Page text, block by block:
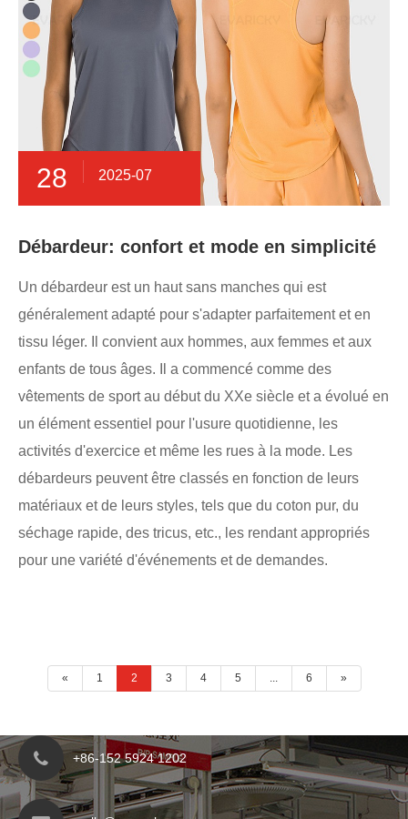
28 2025-07
Débardeur: confort et mode en simplicité
Un débardeur est un haut sans manches qui est
généralement adapté pour s'adapter parfaitement et en
tissu léger. Il convient aux hommes, aux femmes et aux
enfants de tous âges. Il a commencé comme des
vêtements de sport au début du XXe siècle et a évolué en
un élément essentiel pour l'usure quotidienne, les
activités d'exercice et même les rues à la mode. Les
débardeurs peuvent être classés en fonction de leurs
matériaux et de leurs styles, tels que du coton pur, du
séchage rapide, des tricus, etc., les rendant appropriés
pour une variété d'événements et de demandes.
« 1 2 3 4 5 ... 6 »
+86-152 5924 1202